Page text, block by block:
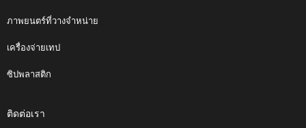
ภาพยนตร์ที่วางจำหน่าย
เครื่องจ่ายเทป
ซิปพลาสติก
ติดต่อเรา